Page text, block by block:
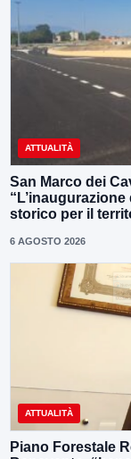
ATTUALITÀ
San Marco dei
storico per il
6 AGOSTO 2026
ATTUALITÀ
Piano Forestale